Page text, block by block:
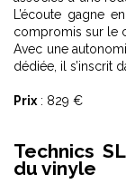
L’écoute gagne
compromis sur le
Avec une
dédiée, il s’inscrit
Prix : 829 €
Technics
du vinyle